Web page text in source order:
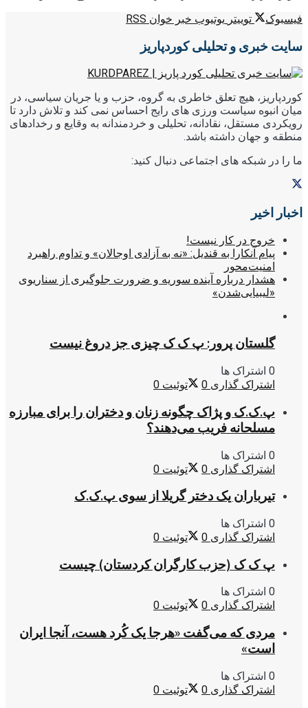
فیسبوک
توییتر یوتیوب خبر خوان RSS
سایت خبری و تحلیلی کوردپاریز
کوردپاریز، هیچ تعلق خاطری به گروه، حزب و یا جریان سیاسی، در
میان انبوه سیاست ورزی های رایج احساس نمی کند و تلاش دارد تا
رویکردی مستقل، نقادانه، تحلیلی و خردمندانه به وقایع و رخدادهای
منطقه و جهان داشته باشد.
ما را در شبکه های اجتماعی دنبال کنید:
اخبار اخیر
خروج در کار نیست!
پیام آنکارا به قندیل: «نه به آزادی اوجالان» و تداوم راهبرد
امنیت‌محور
هشدار درباره آینده سوریه و ضرورت جلوگیری از سناریوی
«لیبیایی‌شدن»
گلستان پرور: پ ک ک چیزی جز دروغ نیست
0 اشتراک ها
اشتراک گذاری 0 توئیت 0
پ.ک.ک و پژاک چگونه زنان و دختران را برای مبارزه
مسلحانه فریب می‌دهند؟
0 اشتراک ها
اشتراک گذاری 0 توئیت 0
تیرباران یک دختر گریلا از سوی پ.ک.ک
0 اشتراک ها
اشتراک گذاری 0 توئیت 0
پ ک ک (حزب کارگران کردستان) چیست
0 اشتراک ها
اشتراک گذاری 0 توئیت 0
مردی که می‌گفت «هرجا یک کُرد هست، آنجا ایران
است»
0 اشتراک ها
اشتراک گذاری 0 توئیت 0